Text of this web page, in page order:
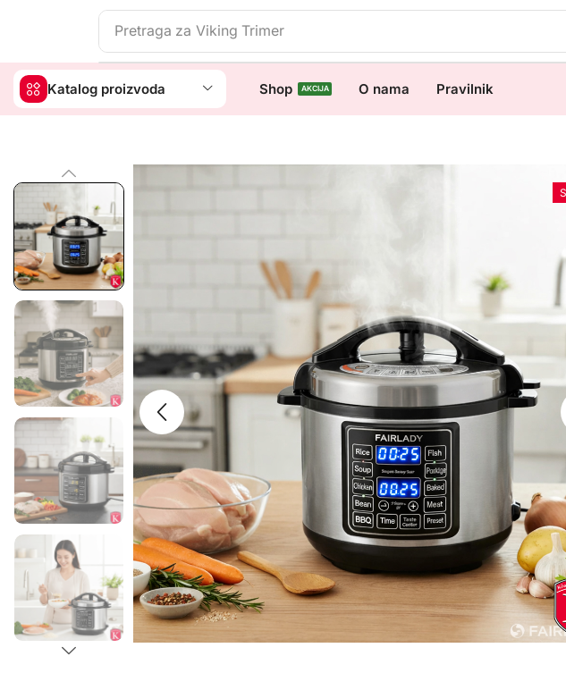
Pretraga za Jastuk Aloe Vera
Katalog proizvoda Shop AKCIJA O nama Pravilnik